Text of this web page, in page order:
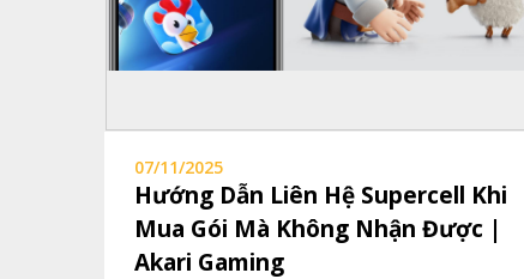
07/11/2025
Hướng Dẫn Liên Hệ Supercell Khi
Mua Gói Mà Không Nhận Được |
Akari Gaming